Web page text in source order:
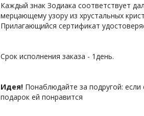
Каждый знак Зодиака соответствует
мерцающему узору из хрустальных
Прилагающийся сертификат
Срок исполнения заказа - 1день.
Идея! Понаблюдайте за подругой:
подарок ей понравится